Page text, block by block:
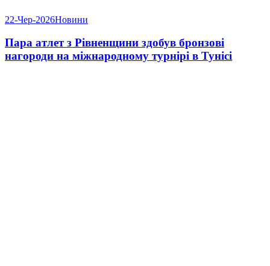
22-Чер-2026Новини
Пара атлет з Рівненщини здобув бронзові
нагороди на міжнародному турнірі в Тунісі